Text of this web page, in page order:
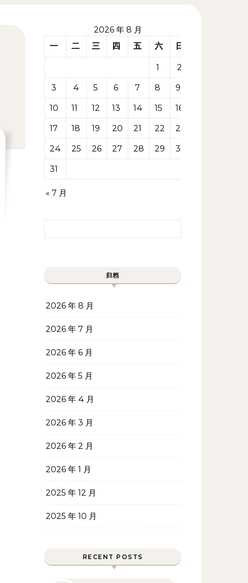
2026 年 8 月
一
二 三 四 五 六 日
1 2
3 4 5 6 7 8 9
10 11 12 13 14 15 16
17 18 19 20 21 22 23
24 25 26 27 28 29 30
31
« 7 月
归档
2026 年 8 月
2026 年 7 月
2026 年 6 月
2026 年 5 月
2026 年 4 月
2026 年 3 月
2026 年 2 月
2026 年 1 月
2025 年 12 月
2025 年 10 月
RECENT POSTS